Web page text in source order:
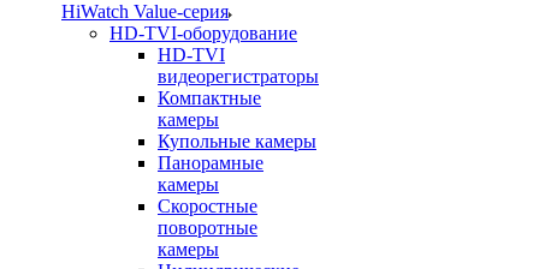
HiWatch Value-серия
HD-TVI-оборудование
HD-TVI
видеорегистраторы
Компактные
камеры
Купольные камеры
Панорамные
камеры
Скоростные
поворотные
камеры